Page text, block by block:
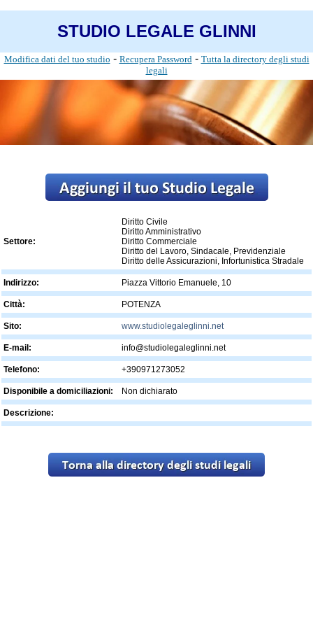
STUDIO LEGALE GLINNI
Modifica dati del tuo studio - Recupera Password - Tutta la directory degli studi
legali
Settore:
Diritto Civile
Diritto Amministrativo
Diritto Commerciale
Diritto del Lavoro, Sindacale, Previdenziale
Diritto delle Assicurazioni, Infortunistica Stradale
Indirizzo: Piazza Vittorio Emanuele, 10
Città: POTENZA
Sito: www.studiolegaleglinni.net
E-mail: info@studiolegaleglinni.net
Telefono: +390971273052
Disponibile a domiciliazioni: Non dichiarato
Descrizione: